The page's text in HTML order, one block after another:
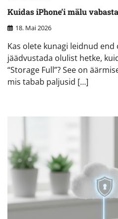
Kuidas iPhone’i mälu
18. Mai 2026
Kas olete kunagi leidnud
jäädvustada olulist hetke,
“Storage Full”? See on
mis tabab paljusid […]